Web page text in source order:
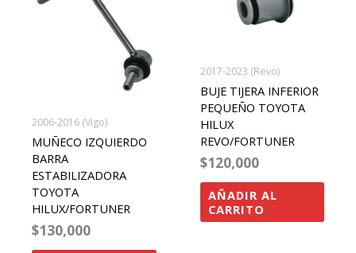
2006-2016 (Vigo)
MUÑECO IZQUIERDO
BARRA
ESTABILIZADORA
TOYOTA
HILUX/FORTUNER
$130,000
2017-2023 (Revo)
BUJE TIJERA INFERIOR
PEQUEÑO TOYOTA
HILUX
REVO/FORTUNER
$120,000
AÑADIR AL
CARRITO